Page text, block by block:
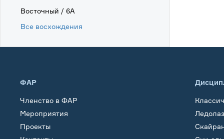
Восточный / 6А
Все восхождения
ФАР
Членство в ФАР
Мероприятия
Проекты